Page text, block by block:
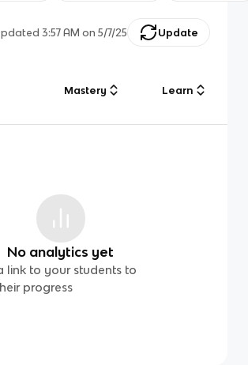
3:57 AM on 5/7/25 Update
Mastery Learn
No analytics yet
link to your students to
progress